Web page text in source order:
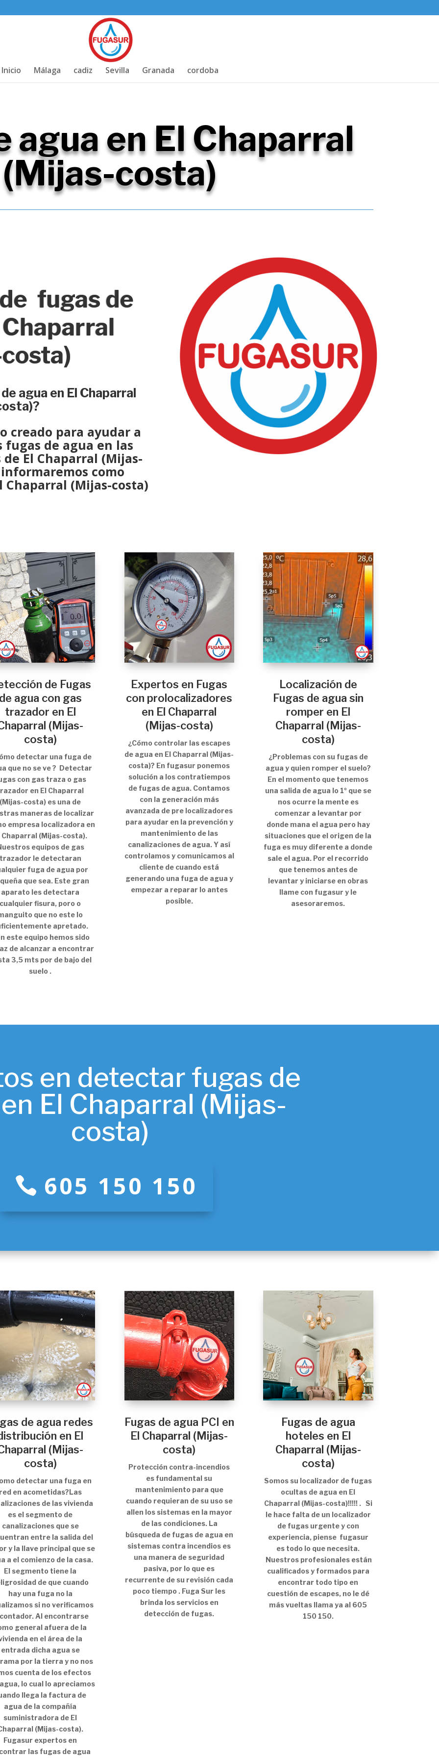
Inicio Málaga cadiz Sevilla Granada cordoba
agua en El Chaparral
(Mijas-costa)
fugas de
agua en El Chaparral
creado para ayudar a
de agua en las
El Chaparral (Mijas-
como
Chaparral (Mijas-costa)
de Fugas
agua con gas
trazador en El
(Mijas-
costa)
detectar una fuga de
que no se ve ? Detectar
con gas traza o gas
en El Chaparral
(Mijas-costa) es una de
maneras de localizar
empresa localizadora en
Chaparral (Mijas-costa).
equipos de gas
le detectaran
fuga de agua por
que sea. Este gran
aparato les detectara
cualquier fisura, poro o
que no este lo
apretado.
este equipo hemos sido
de alcanzar a encontrar
3,5 mts por de bajo del
suelo .
Expertos en Fugas
con prolocalizadores
en El Chaparral
(Mijas-costa)
¿Cómo controlar las escapes
de agua en El Chaparral (Mijas-
costa)? En fugasur ponemos
solución a los contratiempos
de fugas de agua. Contamos
con la generación más
avanzada de pre localizadores
para ayudar en la prevención y
mantenimiento de las
canalizaciones de agua. Y así
controlamos y comunicamos al
cliente de cuando está
generando una fuga de agua y
empezar a reparar lo antes
posible.
Localización de
Fugas de agua sin
romper en El
Chaparral (Mijas-
costa)
¿Problemas con su fugas de
agua y quien romper el suelo?
En el momento que tenemos
una salida de agua lo 1º que se
nos ocurre la mente es
comenzar a levantar por
donde mana el agua pero hay
situaciones que el origen de la
fuga es muy diferente a donde
sale el agua. Por el recorrido
que tenemos antes de
levantar y iniciarse en obras
llame con fugasur y le
asesoraremos.
en detectar fugas de
El Chaparral (Mijas-
costa)
605 150 150
de agua redes
en El
(Mijas-
costa)
detectar una fuga en
en acometidas?Las
de las vivienda
es el segmento de
canalizaciones que se
entre la salida del
y la llave principal que se
a el comienzo de la casa.
El segmento tiene la
de que cuando
hay una fuga no la
si no verificamos
Al encontrarse
general afuera de la
en el área de la
entrada dicha agua se
por la tierra y no nos
cuenta de los efectos
lo cual lo apreciamos
llega la factura de
agua de la compañía
suministradora de El
(Mijas-costa).
Fugasur expertos en
las fugas de agua
Fugas de agua PCI en
El Chaparral (Mijas-
costa)
Protección contra-incendios
es fundamental su
mantenimiento para que
cuando requieran de su uso se
allen los sistemas en la mayor
de las condiciones. La
búsqueda de fugas de agua en
sistemas contra incendios es
una manera de seguridad
pasiva, por lo que es
recurrente de su revisión cada
poco tiempo . Fuga Sur les
brinda los servicios en
detección de fugas.
Fugas de agua
hoteles en El
Chaparral (Mijas-
costa)
Somos su localizador de fugas
ocultas de agua en El
Chaparral (Mijas-costa)!!!!! . Si
le hace falta de un localizador
de fugas urgente y con
experiencia, piense fugasur
es todo lo que necesita.
Nuestros profesionales están
cualificados y formados para
encontrar todo tipo en
cuestión de escapes, no le dé
más vueltas llama ya al 605
150 150.